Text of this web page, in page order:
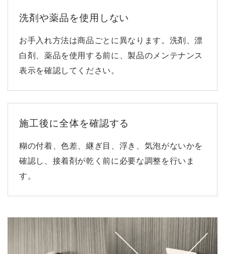
洗剤や薬品を使用しない
お手入れ方法は商品ごとに異なります。洗剤、漂
白剤、薬品を使用する前に、製品のメンテナンス
表示を確認してください。
施工後に全体を確認する
糊の付着、色差、継ぎ目、浮き、気泡がないかを
確認し、接着剤が乾く前に必要な調整を行いま
す。